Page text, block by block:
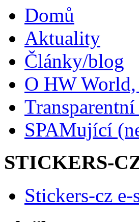
Domů
Aktuality
Články/blog
O HW
SPAMující
STICKERS-
Stickers-cz e-